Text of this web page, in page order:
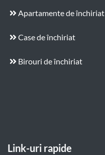
Apartamente de închiriat
Case de închiriat
Birouri de închiriat
Link-uri rapide